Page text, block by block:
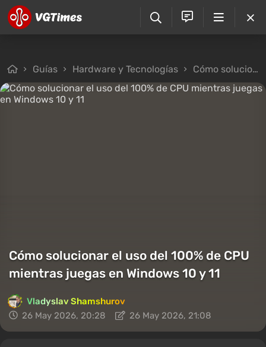
Guías Hardware y Tecnologías Cómo solucionar el uso del 100% de CPU mientras juegas en Windows 10 y 11
Cómo solucionar el uso del 100% de CPU
mientras juegas en Windows 10 y 11
Vladyslav Shamshurov
26 May 2026, 20:28
26 May 2026, 21:08